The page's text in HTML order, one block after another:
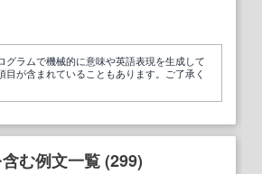
グラムで機械的に意味や英語表現を生成して
目が含まれていることもあります。ご了承く
む例文一覧 (299)